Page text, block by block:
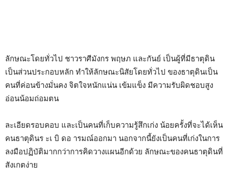
ลักษณะโดยทั่วไป ชาวราศีมังกร พฤษภ และกันย์ เป็นผู้ที่มีธาตุดิน
เป็นส่วนประกอบหลัก ทำให้ลักษณะนิสัยโดยทั่วไป ของธาตุดินเป็น
คนที่ค่อนข้างมั่นคง จิตใจหนักแน่น เข้มแข็ง มีความรับผิดชอบสูง
อ่อนน้อมถ่อมตน
ละเอียดรอบคอบ และเป็นคนที่เก็บความรู้สึกเก่ง น้อยครั้งที่จะได้เห็น
คนธาตุดินร ะเ บิ ดอ ารมณ์ออกมา นอกจากนี้ยังเป็นคนที่เก่งในการ
ลงมือปฏิบัติมากกว่าการคิดวางแผนอีกด้วย ลักษณะของคนธาตุดินที่
สังเกตง่าย